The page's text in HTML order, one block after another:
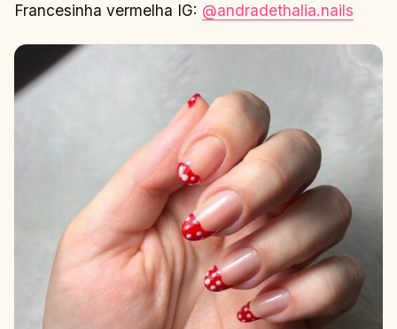
Francesinha vermelha IG: @andradethalia.nails